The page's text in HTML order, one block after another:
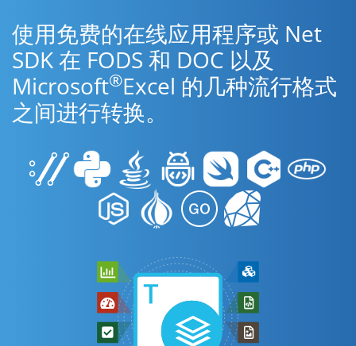
使用免费的在线应用程序或 Net
SDK 在 FODS 和 DOC 以及
Microsoft®Excel 的几种流行格式
之间进行转换。